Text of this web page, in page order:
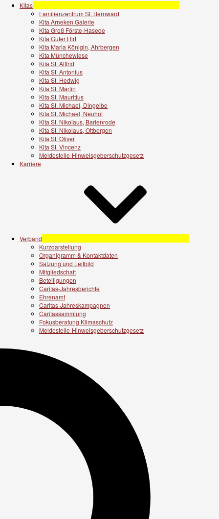
Kitas
Familienzentrum St. Bernward
Kita Arneken Galerie
Kita Groß Förste-Hasede
Kita Guter Hirt
Kita Maria Königin, Ahrbergen
Kita Münchewiese
Kita St. Altfrid
Kita St. Antonius
Kita St. Hedwig
Kita St. Martin
Kita St. Mauritius
Kita St. Michael, Dingelbe
Kita St. Michael, Neuhof
Kita St. Nikolaus, Barienrode
Kita St. Nikolaus, Ottbergen
Kita St. Oliver
Kita St. Vincenz
Meldestelle-Hinweisgeberschutzgesetz
Karriere
Verband
Kurzdarstellung
Organigramm & Kontaktdaten
Satzung und Leitbild
Mitgliedschaft
Beteiligungen
Caritas-Jahresberichte
Ehrenamt
Caritas-Jahreskampagnen
Caritassammlung
Fokusberatung Klimaschutz
Meldestelle-Hinweisgeberschutzgesetz